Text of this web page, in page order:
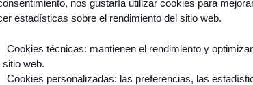
nos gustaría utilizar cookies para
estadísticas sobre el rendimiento del sitio web.
Cookies técnicas: mantienen el rendimiento y
sitio web.
Cookies personalizadas: las preferencias, las
Guías y
blancos
Eventos y
la
Agenética
experiencia